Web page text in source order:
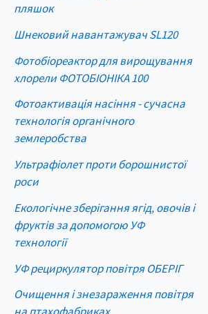
пляшок
Шнековий навантажувач SL120
Фотобіореактор для вирощування
хлорели ФОТОБІОНІКА 100
Фотоактивація насіння - сучасна
технологія органічного
землеробства
Ультрафіолет проти борошнистої
роси
Екологічне зберігання ягід, овочів і
фруктів за допомогою УФ
технології
УФ рециркулятор повітря ОБЕРІГ
Очищення і знезараження повітря